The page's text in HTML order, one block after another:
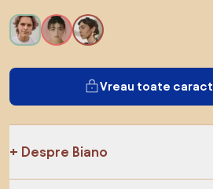
Vreau toate
Despre Biano